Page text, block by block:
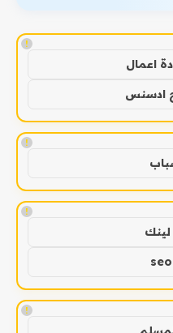
!
اعمال
ادسنس
!
!
لينك
!